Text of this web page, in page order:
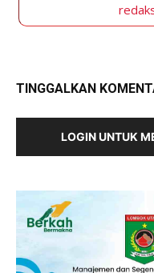
TINGGALKAN
LOGIN UNTUK